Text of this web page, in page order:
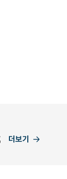
더보기